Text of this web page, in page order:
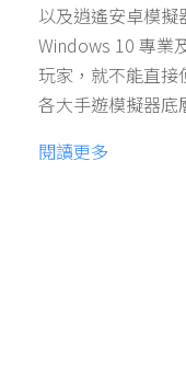
以及逍遙安卓模
Windows 10 專業
玩家，就不能直接
各大手遊模擬器
閱讀更多